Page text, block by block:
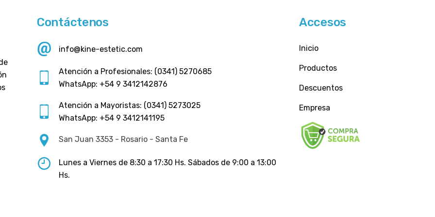
Contáctenos
info@kine-estetic.com
Atención a Profesionales: (0341) 5270685
WhatsApp: +54 9 3412142876
Atención a Mayoristas: (0341) 5273025
WhatsApp: +54 9 3412141195
San Juan 3353 - Rosario - Santa Fe
Lunes a Viernes de 8:30 a 17:30 Hs. Sábados de 9:00 a 13:00
Hs.
Accesos
Inicio
Productos
Descuentos
Empresa